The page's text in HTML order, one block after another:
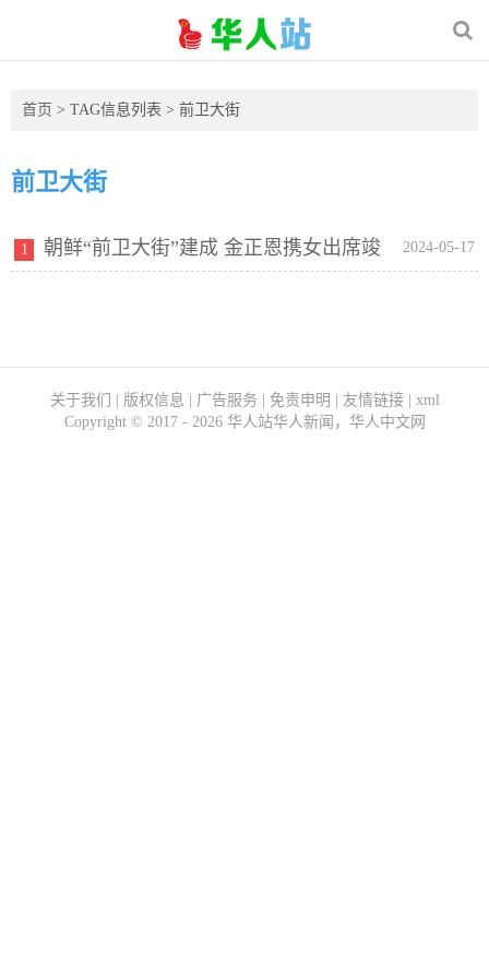
首页 > TAG信息列表 > 前卫大街
前卫大街
2024-05-17
1 朝鲜“前卫大街”建成 金正恩携女出席竣
关于我们 版权信息 广告服务 免责申明 友情链接| xml
Copyright © 2017 - 2026 华人站华人新闻，华人中文网